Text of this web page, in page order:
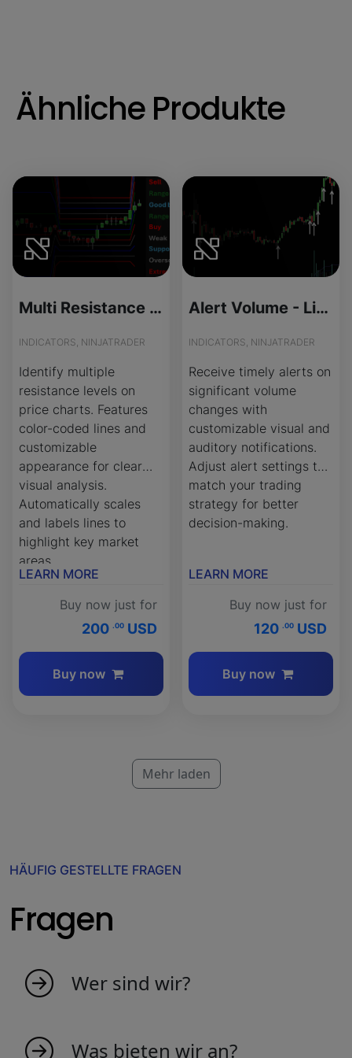
Ähnliche Produkte
Multi Resistance Lines - License Version
INDICATORS, NINJATRADER
Identify multiple
resistance levels on
price charts. Features
color-coded lines and
customizable
appearance for clear
visual analysis.
Automatically scales
and labels lines to
highlight key market
areas.
LEARN MORE
Buy now just for
200 .00 USD
Buy now
Alert Volume - License Version
INDICATORS, NINJATRADER
Receive timely alerts on
significant volume
changes with
customizable visual and
auditory notifications.
Adjust alert settings to
match your trading
strategy for better
decision-making.
LEARN MORE
Buy now just for
120 .00 USD
Buy now
Mehr laden
HÄUFIG GESTELLTE FRAGEN
Fragen
Wer sind wir?
Was bieten wir an?